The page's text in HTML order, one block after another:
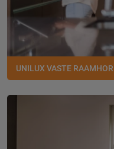
UNILUX VASTE RAAMHOR